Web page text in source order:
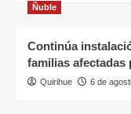
Ñuble
Continúa
familias afectadas
Quirihue 6 de